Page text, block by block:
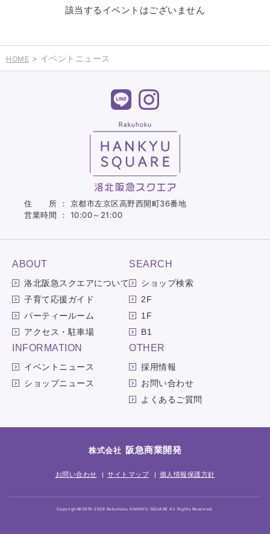
該当するイベントはございません
HOME > イベントニュース
住 所 ： 京都市左京区高野西開町36番地
営業時間 ： 10:00～21:00
ABOUT
洛北阪急スクエアについて
子育て応援ガイド
パーティールーム
アクセス・駐車場
SEARCH
ショップ検索
2F
1F
B1
INFORMATION
イベントニュース
ショップニュース
OTHER
採用情報
お問い合わせ
よくあるご質問
株式会社 阪急商業開発
お問い合わせ サイトマップ 個人情報保護方針
Copyright©2019-2026 Rakuhoku HANKYU SQUARE All Rights Reserved.